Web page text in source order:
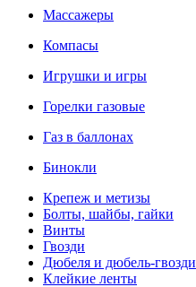
Массажеры
Компасы
Игрушки и игры
Горелки газовые
Газ в баллонах
Бинокли
Крепеж и метизы
Болты, шайбы, гайки
Винты
Гвозди
Дюбеля и дюбель-гвозди
Клейкие ленты